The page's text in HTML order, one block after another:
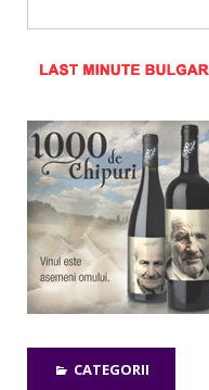
CATEGORII